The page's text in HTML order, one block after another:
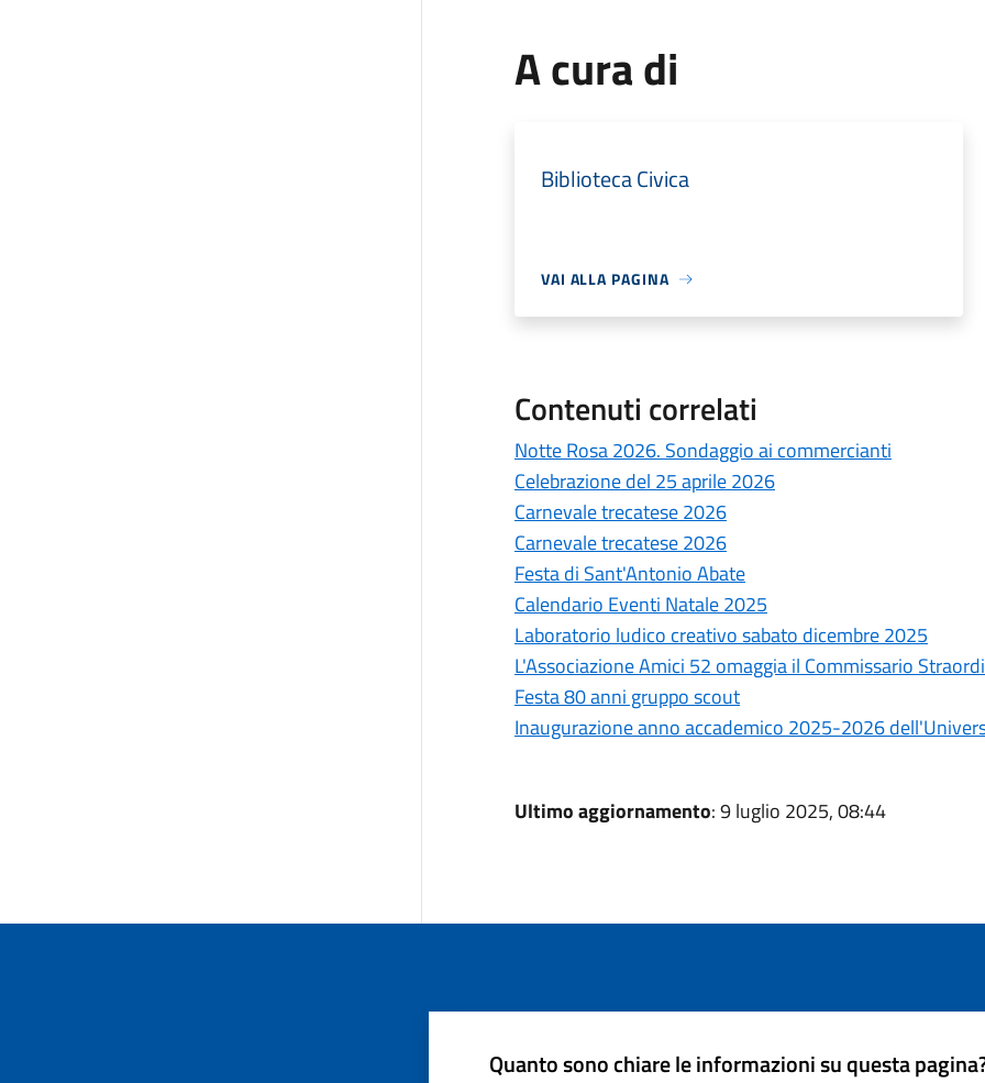
A cura di
Biblioteca Civica
VAI ALLA PAGINA
Contenuti correlati
Notte Rosa 2026. Sondaggio ai commercianti
Celebrazione del 25 aprile 2026
Carnevale trecatese 2026
Carnevale trecatese 2026
Festa di Sant'Antonio Abate
Calendario Eventi Natale 2025
Laboratorio ludico creativo sabato dicembre 2025
L'Associazione Amici 52 omaggia il Commissario
Festa 80 anni gruppo scout
Inaugurazione anno accademico 2025-2026
Ultimo aggiornamento: 9 luglio 2025, 08:44
Quanto sono chiare le informazioni su questa